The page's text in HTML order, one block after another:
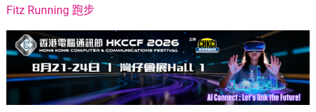
Fitz Running 跑步